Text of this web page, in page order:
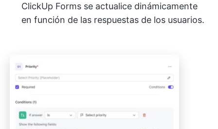
ClickUp Forms se actualice dinámicamente
en función de las respuestas de los usuarios.